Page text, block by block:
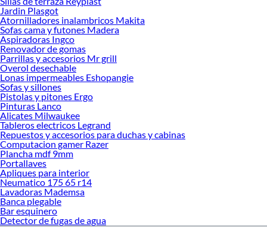
Jardin Plasgot
Atornilladores inalambricos Makita
Sofas cama y futones Madera
Aspiradoras Ingco
Renovador de gomas
Parrillas y accesorios Mr grill
Overol desechable
Lonas impermeables Eshopangie
Sofas y sillones
Pistolas y pitones Ergo
Pinturas Lanco
Alicates Milwaukee
Tableros electricos Legrand
Repuestos y accesorios para duchas y cabinas
Computacion gamer Razer
Plancha mdf 9mm
Portallaves
Apliques para interior
Neumatico 175 65 r14
Lavadoras Mademsa
Banca plegable
Bar esquinero
Detector de fugas de agua